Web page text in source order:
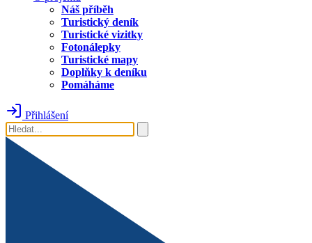
Náš příběh
Turistický deník
Turistické vizitky
Fotonálepky
Turistické mapy
Doplňky k deníku
Pomáháme
Přihlášení